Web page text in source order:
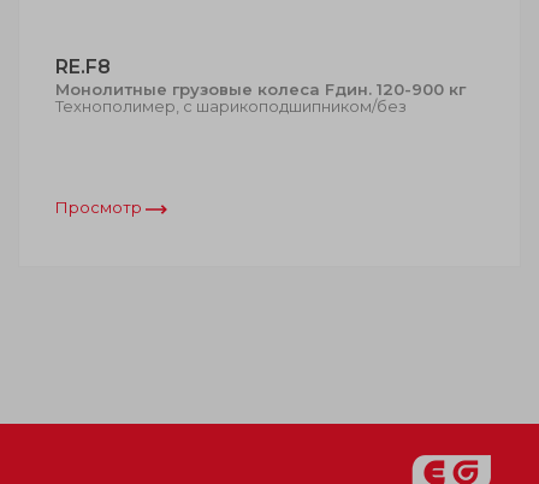
RE.F8
Монолитные грузовые колеса Fдин. 120-900 кг
Технополимер, с шарикоподшипником/без
Просмотр